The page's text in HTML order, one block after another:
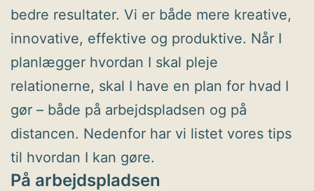
bedre resultater. Vi er både mere kreative,
innovative, effektive og produktive. Når I
planlægger hvordan I skal pleje
relationerne, skal I have en plan for hvad I
gør – både på arbejdspladsen og på
distancen. Nedenfor har vi listet vores tips
til hvordan I kan gøre.
På arbejdspladsen